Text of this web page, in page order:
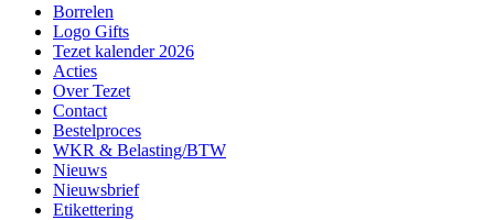
Borrelen
Logo Gifts
Tezet kalender 2026
Acties
Over Tezet
Contact
Bestelproces
WKR & Belasting/BTW
Nieuws
Nieuwsbrief
Etikettering